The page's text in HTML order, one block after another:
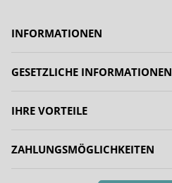
INFORMATIONEN
GESETZLICHE INFORMATIONEN
IHRE VORTEILE
ZAHLUNGSMÖGLICHKEITEN